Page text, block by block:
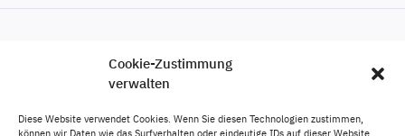
Cookie-Zustimmung
verwalten
Diese Website verwendet Cookies. Wenn Sie diesen Technologien zustimmen,
können wir Daten wie das Surfverhalten oder eindeutige IDs auf dieser Website
Engagement